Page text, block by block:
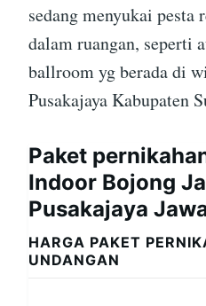
sedang menyukai pesta
dalam ruangan, seperti
ballroom yg berada di
Pusakajaya Kabupaten
Paket
Indoor Bojong
Pusakajaya
HARGA PAKET
UNDANGAN